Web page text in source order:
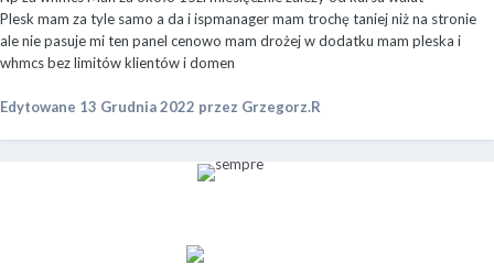
Plesk mam za tyle samo a da i ispmanager mam trochę taniej niż na stronie
ale nie pasuje mi ten panel cenowo mam drożej w dodatku mam pleska i
whmcs bez limitów klientów i domen
Edytowane 13 Grudnia 2022 przez Grzegorz.R